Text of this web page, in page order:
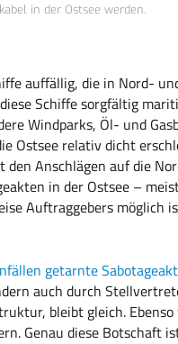
in der Ostsee werden.
auffällig, die in Nord-
Schiffe sorgfältig
Windparks, Öl- und
Ostsee relativ dicht
Anschlägen auf die
in der Ostsee –
Auftraggebers möglich
getarnte
auch durch
bleibt gleich.
Genau diese Botschaft